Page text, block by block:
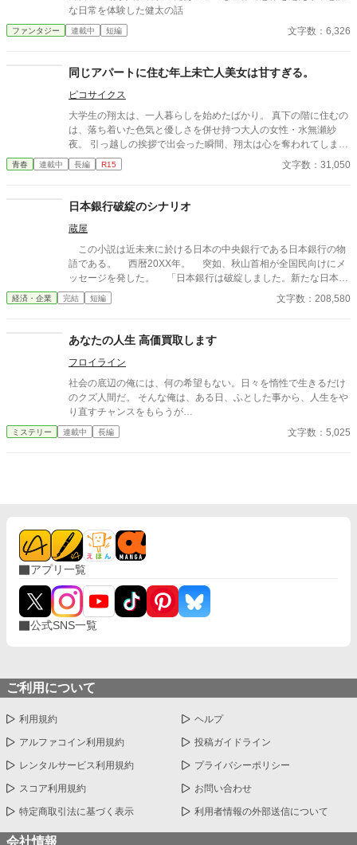
な日常を体験した健太の話
ファンタジー 連載中 短編 文字数：6,326
同じアパートに住む年上未亡人美女は甘すぎる。
ピコサイクス
大学生の翔太は、一人暮らしを始めたばかり。 真下の階に住むの
は、落ち着いた色気と優しさを併せ持つ大人の女性・水無瀬紗
夜。 引っ越しの挨拶で出会った瞬間、翔太は心を奪われてしま
う。 偶然にもアルバイト先のスーパーで再会した彼女は、翔太を
すぐに採用し、温かく仕事を教えてくれる存在だった。 ある日の
紗夜の部屋でご飯をご馳走になるほど親密に。 優しくて穏やかで
と大学生、甘くちょっぴり刺激的な同居生活（？）がはじまる。
青春 連載中 長編 R15 文字数：31,050
日本銀行破綻のシナリオ
蔵屋
この小説は近未来に於ける日本の中央銀行である日本銀行の物
語である。 西暦20XX年。 突如、秋山首相が全国民向けにメ
ッセージを発した。 「日本銀行は破綻しました。新たな日本の
中央銀行を設立します。今後の事については、後日、新しく設立
した令和中央銀行総裁よりご説明があります。 なお、現在迄累
さんに新たに発行する令和中央銀行券を購入して頂きそれを原資
に全額返済するものです。 これらのスキームは凡て新たに設立
する令和中央銀行が実施します。 このテレビニュースやネット
ニュース等を視聴した国民は驚きと不安に満ちたのであった。
この小説はフィクションです。 この小説に登場する人物、団体
等実在していても一切関係がありません。 それでは、この小説
経済・企業 完結 短編 文字数：208,580
あなたの人生 高価買取します
フロイライン
社会の底辺の俺には、何の希望もない。日々を惰性で生きるだけ
のクズ人間だ。 そんな俺は、ある日、ふとした事から、人生をや
り直すチャンスをもらうが…
ミステリー 連載中 長編 文字数：5,025
アプリ一覧
公式SNS一覧
ご利用について
利用規約 ヘルプ
アルファコイン利用規約 投稿ガイドライン
レンタルサービス利用規約 プライバシーポリシー
スコア利用規約 お問い合わせ
特定商取引法に基づく表示 利用者情報の外部送信について
会社情報